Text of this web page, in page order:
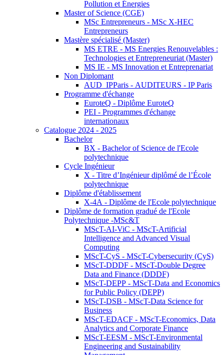
Pollution et Énergies
Master of Science (CGE)
MSc Entrepreneurs - MSc X-HEC
Entrepreneurs
Mastère spécialisé (Master)
MS ETRE - MS Energies Renouvelables :
Technologies et Entrepreneuriat (Master)
MS IE - MS Innovation et Entreprenariat
Non Diplomant
AUD_IPParis - AUDITEURS - IP Paris
Programme d'échange
EuroteQ - Diplôme EuroteQ
PEI - Programmes d'échange
internationaux
Catalogue 2024 - 2025
Bachelor
BX - Bachelor of Science de l'Ecole
polytechnique
Cycle Ingénieur
X - Titre d’Ingénieur diplômé de l’École
polytechnique
Diplôme d'établissement
X-4A - Diplôme de l'Ecole polytechnique
Diplôme de formation gradué de l'Ecole
Polytechnique -MSc&T
MScT-AI-ViC - MScT-Artificial
Intelligence and Advanced Visual
Computing
MScT-CyS - MScT-Cybersecurity (CyS)
MScT-DDDF - MScT-Double Degree
Data and Finance (DDDF)
MScT-DEPP - MScT-Data and Economics
for Public Policy (DEPP)
MScT-DSB - MScT-Data Science for
Business
MScT-EDACF - MScT-Economics, Data
Analytics and Corporate Finance
MScT-EESM - MScT-Environmental
Engineering and Sustainability